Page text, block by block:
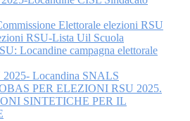
Elettorale elezioni RSU
RSU-Lista Uil Scuola
Locandine campagna elettorale
2025- Locandina SNALS
PER ELEZIONI RSU 2025.
SINTETICHE PER IL